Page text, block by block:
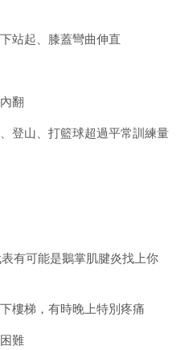
站起、膝蓋彎曲伸直
翻
登山、打籃球超過平常訓練量
有可能是鵝掌肌腱炎找上你
樓梯，有時晚上特別疼痛
難